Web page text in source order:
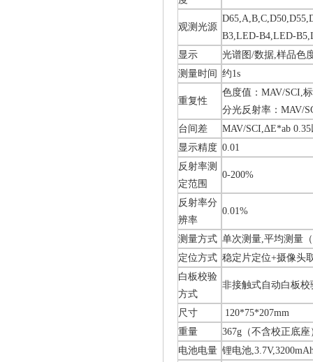
观测光源
B3,LED-B4,LED-
显示
光谱图/数据,样品色
测量时间 约1s
重复性
色度值：MAV/SCI,
分光反射率：MAV/
台间差
MAV/SCI,ΔE*ab
显示精度 0.01
反射率测
定范围
0-200%
反射率分
辨率
0.01%
测量方式 单次测量,平均测量
定位方式 稳定片定位+摄像头
白板校验
方式
非接触式自动白板校
尺寸
120*75*207mm
重量
367g（不含校正底座
电池电量 锂电池